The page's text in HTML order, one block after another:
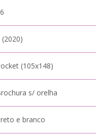
(2020)
(105x148)
s/ orelha
e branco